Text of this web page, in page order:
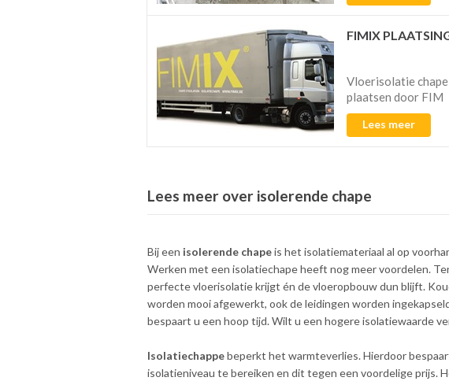
FIMIX
Vloerisolatie
plaatsen door FIM
Lees meer
Lees meer over isolerende chape
Bij een isolerende chapeis het isolatiemateriaal al op
Werken met een isolatiechape heeft nog meer voordelen.
perfecte vloerisolatie krijgt én de vloeropbouw dun blijft.
worden mooi afgewerkt, ook de leidingen worden
bespaart u een hoop tijd. Wilt u een hogere isolatiewaarde
Isolatiechappebeperkt het warmteverlies. Hierdoor
isolatieniveau te bereiken en dit tegen een voordelige prijs.